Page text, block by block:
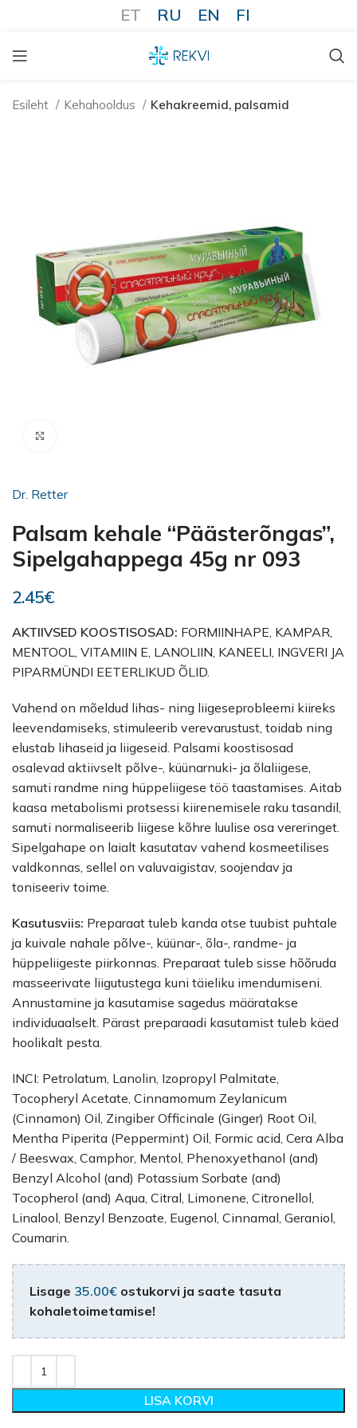
ET RU EN FI
Esileht Kehahooldus Kehakreemid, palsamid
Dr. Retter
Palsam kehale “Päästerõngas”,
Sipelgahappega 45g nr 093
2.45€
AKTIIVSED KOOSTISOSAD: FORMIINHAPE, KAMPAR,
MENTOOL, VITAMIIN E, LANOLIIN, KANEELI, INGVERI JA
PIPARMÜNDI EETERLIKUD ÕLID.
Vahend on mõeldud lihas- ning liigeseprobleemi kiireks
leevendamiseks, stimuleerib verevarustust, toidab ning
elustab lihaseid ja liigeseid. Palsami koostisosad
osalevad aktiivselt põlve-, küünarnuki- ja õlaliigese,
samuti randme ning hüppeliigese töö taastamises. Aitab
kaasa metabolismi protsessi kiirenemisele raku tasandil,
samuti normaliseerib liigese kõhre luulise osa vereringet.
Sipelgahape on laialt kasutatav vahend kosmeetilises
valdkonnas, sellel on valuvaigistav, soojendav ja
toniseeriv toime.
Kasutusviis: Preparaat tuleb kanda otse tuubist puhtale
ja kuivale nahale põlve-, küünar-, õla-, randme- ja
hüppeliigeste piirkonnas. Preparaat tuleb sisse hõõruda
masseerivate liigutustega kuni täieliku imendumiseni.
Annustamine ja kasutamise sagedus määratakse
individuaalselt. Pärast preparaadi kasutamist tuleb käed
hoolikalt pesta.
INCI: Petrolatum, Lanolin, Izopropyl Palmitate,
Tocopheryl Acetate, Cinnamomum Zeylanicum
(Cinnamon) Oil, Zingiber Officinale (Ginger) Root Oil,
Mentha Piperita (Peppermint) Oil, Formic acid, Cera Alba
/ Beeswax, Camphor, Mentol, Phenoxyethanol (and)
Benzyl Alcohol (and) Potassium Sorbate (and)
Tocopherol (and) Aqua, Citral, Limonene, Citronellol,
Linalool, Benzyl Benzoate, Eugenol, Cinnamal, Geraniol,
Coumarin.
Lisage 35.00€ ostukorvi ja saate tasuta
kohaletoimetamise!
LISA KORVI